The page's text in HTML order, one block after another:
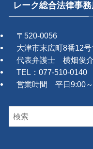
レーク総合法律事
〒520-0056
大津市末広町8番12号
代表弁護士 横畑俊介
TEL：077-510-0140
営業時間 平日9:00～